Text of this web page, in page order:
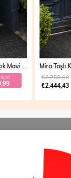
₺2.444,43
₺2.750,00